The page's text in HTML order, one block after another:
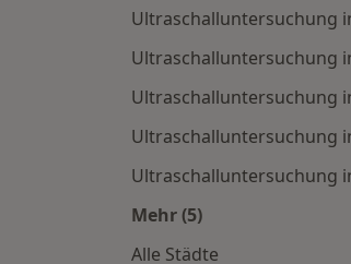
Ultraschalluntersuchung
Ultraschalluntersuchung
Ultraschalluntersuchung
Ultraschalluntersuchung
Ultraschalluntersuchung
Mehr (5)
Alle Städte